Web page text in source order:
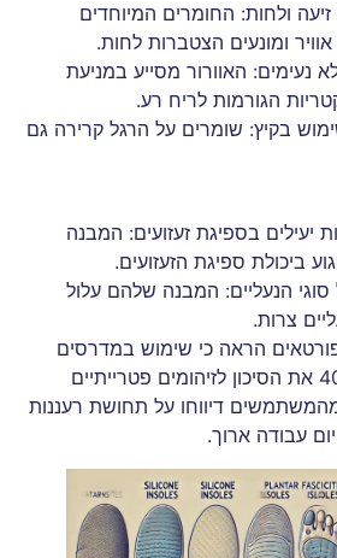
ולחות: החומרים המיוחדים
ומונעים הצטברות לחות.
נעימים: האוורור מסייע במניעת
הגורמות לריח רע.
בקיץ: שומרים על הרגל קרירה גם
יעילים בספיגת זעזועים: המבנה
ביכולת ספיגת הזעזועים.
הנעליים: המבנה שלהם עלול
צרות.
הראה כי שימוש במדרסים
מאווררים הפחית ב-40% את הסיכון לזיהומים פטרייתיים
בנוסף, 80% מהמשתמשים דיווחו על תחושת רעננות
עבודה ארוך.